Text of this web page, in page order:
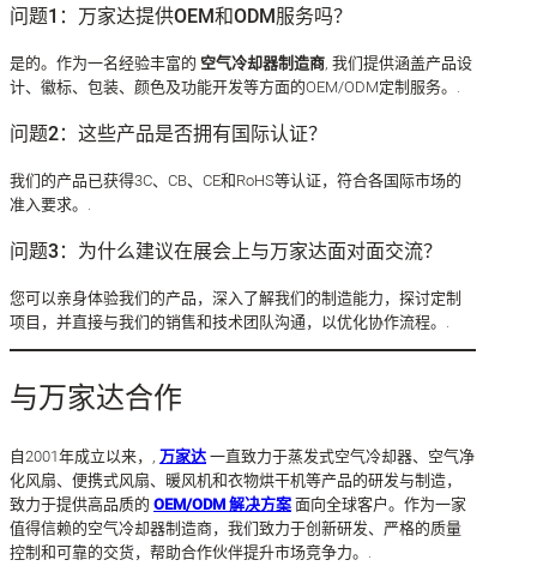
问题1：万家达提供OEM和ODM服务吗？
是的。作为一名经验丰富的 空气冷却器制造商, 我们提供涵盖产品设
计、徽标、包装、颜色及功能开发等方面的OEM/ODM定制服务。.
问题2：这些产品是否拥有国际认证？
我们的产品已获得3C、CB、CE和RoHS等认证，符合各国际市场的
准入要求。.
问题3：为什么建议在展会上与万家达面对面交流？
您可以亲身体验我们的产品，深入了解我们的制造能力，探讨定制
项目，并直接与我们的销售和技术团队沟通，以优化协作流程。.
与万家达合作
自2001年成立以来，, 万家达一直致力于蒸发式空气冷却器、空气净
化风扇、便携式风扇、暖风机和衣物烘干机等产品的研发与制造，
致力于提供高品质的 OEM/ODM 解决方案面向全球客户。作为一家
值得信赖的空气冷却器制造商，我们致力于创新研发、严格的质量
控制和可靠的交货，帮助合作伙伴提升市场竞争力。.